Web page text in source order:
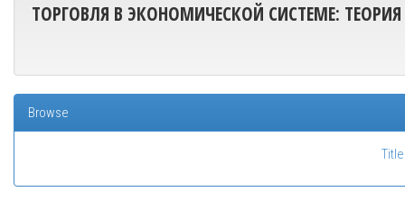
ТОРГОВЛЯ В ЭКОНОМИЧЕСКОЙ СИСТЕМЕ:
Browse
Title